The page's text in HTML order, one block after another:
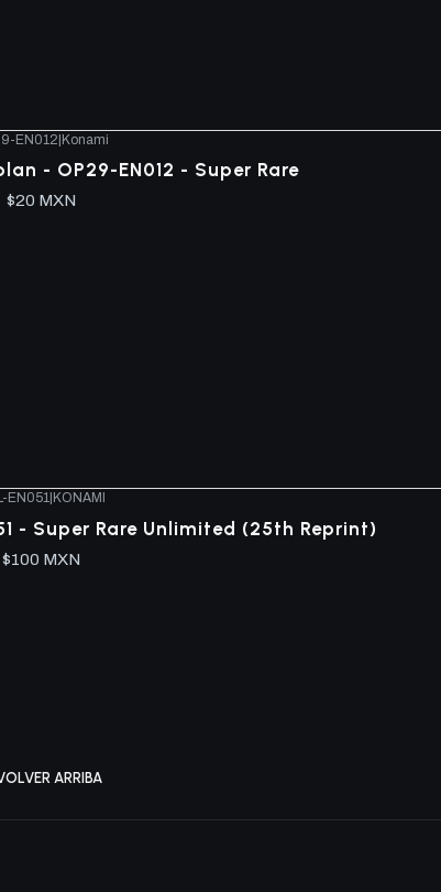
EN012 Konami
- OP29-EN012 - Super Rare
$20 MXN
EN051| KONAMI
- Super Rare Unlimited (25th Reprint)
$100 MXN
ARRIBA